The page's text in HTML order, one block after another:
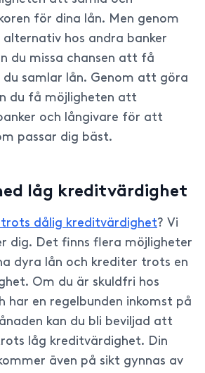
för dina lån. Men genom
hos andra banker
du missa chansen att få
samlar lån. Genom att göra
du få möjligheten att
och långivare för att
passar dig bäst.
låg kreditvärdighet
trots dålig kreditvärdighet? Vi
dig. Det finns flera möjligheter
dyra lån och krediter trots en
Om du är skuldfri hos
har en regelbunden inkomst på
kan du bli beviljad att
låg kreditvärdighet. Din
även på sikt gynnas av